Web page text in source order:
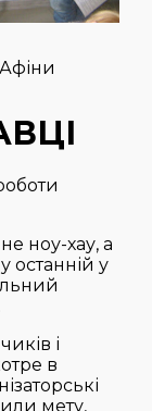
ноу-хау, а
останній у
і
в
мету,